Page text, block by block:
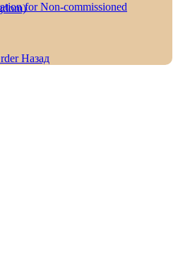
for Non-commissioned
Назад